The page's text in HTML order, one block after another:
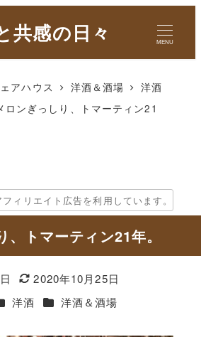
共感の日々 MENU
アハウス 洋酒＆酒場
洋酒
ロンぎっしり、トマーティン21
フィリエイト広告を利用しています。
、トマーティン21年。
2020年10月25日
テゴリー
洋酒 カテゴリー
洋酒＆酒場